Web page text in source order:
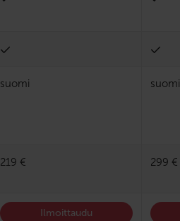
suomi suomi
219 € 299 €
Ilmoittaudu